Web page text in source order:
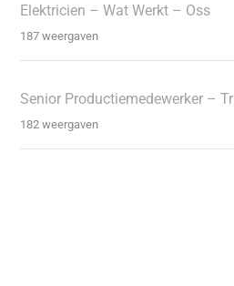
Elektricien – Wat Werkt – Oss
187 weergaven
Senior Productiemedewerker –
182 weergaven